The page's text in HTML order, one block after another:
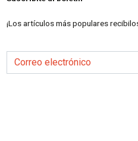
¡Los artículos más populares
Correo electrónico